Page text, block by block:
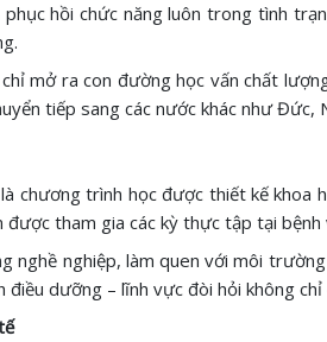
hồi chức năng luôn trong tình
mở ra con đường học vấn chất
tiếp sang các nước khác như
là chương trình học được thiết kế khoa
được tham gia các kỳ thực tập tại
nghề nghiệp, làm quen với môi
dưỡng – lĩnh vực đòi hỏi không